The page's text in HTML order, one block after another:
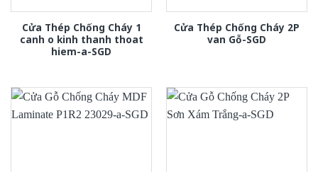
Cửa Thép Chống Cháy 1
canh o kinh thanh thoat
hiem-a-SGD
Cửa Thép Chống Cháy 2P
van Gỗ-SGD